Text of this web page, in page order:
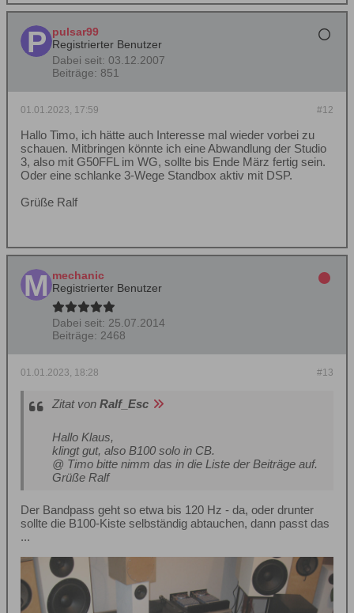
pulsar99
Registrierter Benutzer
Dabei seit: 03.12.2007
Beiträge: 851
#12
01.01.2023, 17:59
Hallo Timo, ich hätte auch Interesse mal wieder vorbei zu
schauen. Mitbringen könnte ich eine Abwandlung der Studio
3, also mit G50FFL im WG, sollte bis Ende März fertig sein.
Oder eine schlanke 3-Wege Standbox aktiv mit DSP.
Grüße Ralf
mechanic
Registrierter Benutzer
Dabei seit: 25.07.2014
Beiträge: 2468
#13
01.01.2023, 18:28
Zitat von Ralf_Esc
Hallo Klaus,
klingt gut, also B100 solo in CB.
@ Timo bitte nimm das in die Liste der Beiträge auf.
Grüße Ralf
Der Bandpass geht so etwa bis 120 Hz - da, oder drunter
sollte die B100-Kiste selbständig abtauchen, dann passt das
...